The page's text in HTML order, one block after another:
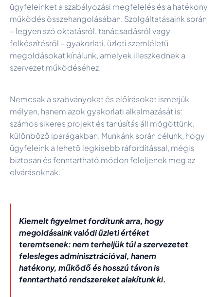
ügyfeleinket a szabályozási megfelelés és a hatékony
működés összehangolásában. Szolgáltatásaink során
– legyen szó oktatásról, tanácsadásról vagy
felkészítésről – gyakorlati, üzleti szemléletű
megoldásokat kínálunk, amelyek illeszkednek a
szervezet működéséhez.
Nemcsak a szabványokat és előírásokat ismerjük
mélyen, hanem azok gyakorlati alkalmazását is:
számos sikeres projekt és tanúsítás áll mögöttünk,
különböző iparágakban. Munkánk során célunk, hogy
ügyfeleink a lehető legkisebb ráfordítással, mégis
biztosan és fenntartható módon feleljenek meg az
elvárásoknak.
Kiemelt figyelmet fordítunk arra, hogy
megoldásaink valódi üzleti értéket
teremtsenek: nem terheljük túl a szervezetet
felesleges adminisztrációval, hanem
hatékony, működő és hosszú távon is
fenntartható rendszereket alakítunk ki.